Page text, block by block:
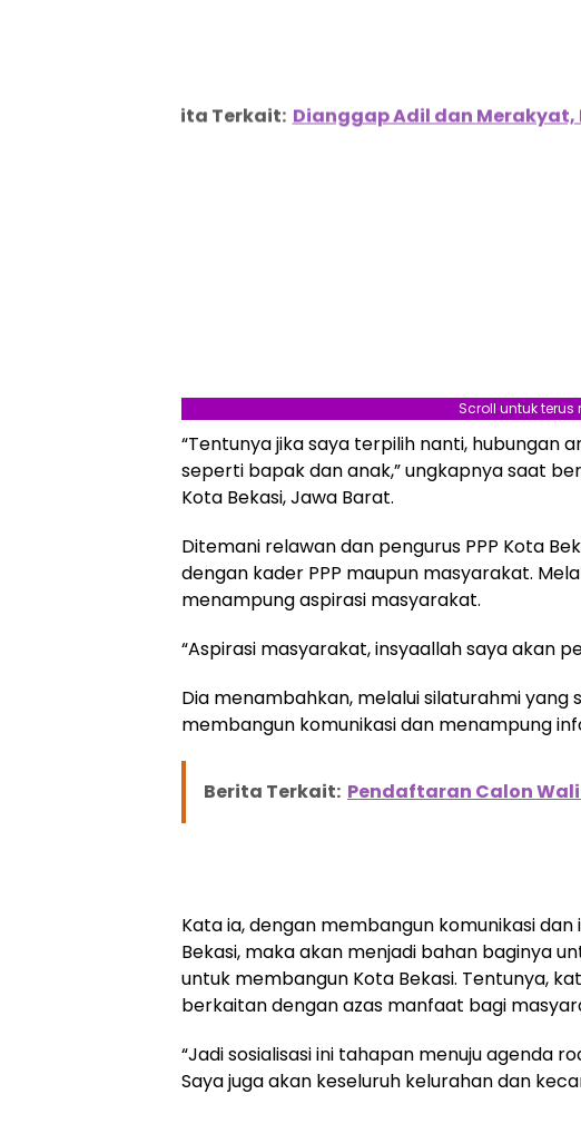
Berita Terkait: Dianggap Adil dan Merakyat,
Scroll untuk
“Tentunya jika saya terpilih nanti, hubungan
seperti bapak dan anak,” ungkapnya saat
Kota Bekasi, Jawa Barat.
Ditemani relawan dan pengurus PPP Kota
dengan kader PPP maupun masyarakat.
menampung aspirasi masyarakat.
“Aspirasi masyarakat, insyaallah saya akan
Dia menambahkan, melalui silaturahmi yang
membangun komunikasi dan menampung
Berita Terkait: Pendaftaran Calon
Kata ia, dengan membangun komunikasi
Bekasi, maka akan menjadi bahan baginya
untuk membangun Kota Bekasi. Tentunya,
berkaitan dengan azas manfaat bagi
“Jadi sosialisasi ini tahapan menuju agenda
Saya juga akan keseluruh kelurahan dan